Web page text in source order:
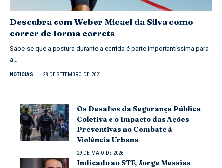
Descubra com Weber Micael da Silva como
correr de forma correta
Sabe-se que a postura durante a corrida é parte importantíssima para
a…
NOTICIAS 28 DE SETEMBRO DE 2021
Os Desafios da Segurança Pública
Coletiva e o Impacto das Ações
Preventivas no Combate à
Violência Urbana
29 DE MAIO DE 2026
Indicado ao STF, Jorge Messias